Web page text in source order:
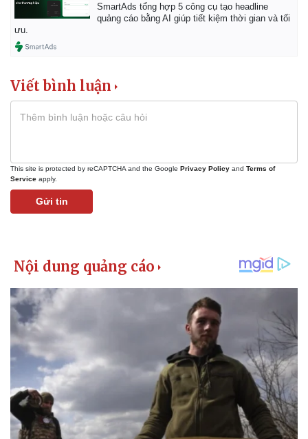
Pháp luật
Vụ án
Tin nóng
Quân sự - Quốc phòng
Vũ khí
Việt Nam
SmartAds tổng hợp 5 công cụ tạo headline
quảng cáo bằng AI giúp tiết kiệm thời gian và tối
ưu.
Viết bình luận
This site is protected by reCAPTCHA and the Google Privacy Policy and Terms of
Service apply.
Gửi tin